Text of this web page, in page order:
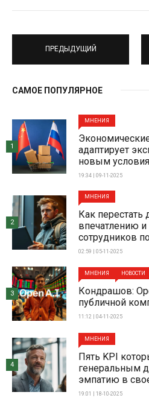
ПРЕДЫДУЩИЙ
САМОЕ ПОПУЛЯРНОЕ
МНЕНИЯ
адаптирует
новым
19:34 | 09-11-2025
1
МНЕНИЯ
Как перестать
впечатлению и
сотрудников
02:59 | 05-11-2025
2
МНЕНИЯ НОВОСТИ
Кондрашов:
публичной
11:12 | 04-11-2025
3
МНЕНИЯ
Пять KPI
генеральным
эмпатию в
19:01 | 18-10-2025
4